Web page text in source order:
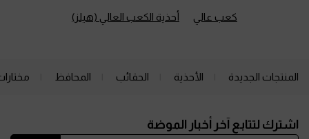
كعب عالي أحذية الكعب العالي (هيلز)
المنتجات الجديدة الأحذية الحقائب المحافظ
اشترك لتتابع آخر أخبار الموضة